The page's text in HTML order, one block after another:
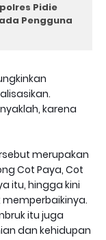
Pidie
Pengguna
karena
merupakan
Cot Paya, Cot
itu, hingga kini
itu juga
dan kehidupan